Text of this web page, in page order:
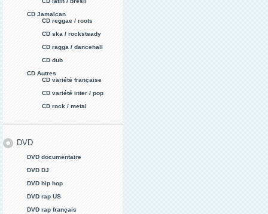
CD Jamaïcan
CD reggae / roots
CD ska / rocksteady
CD ragga / dancehall
CD dub
CD Autres
CD variété française
CD variété inter / pop
CD rock / metal
DVD
DVD documentaire
DVD DJ
DVD hip hop
DVD rap US
DVD rap français